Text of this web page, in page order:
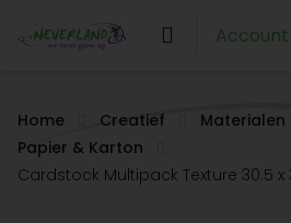
Account
Home Creatief
Materialen
Papier & Karton
Cardstock Multipack Texture 30.5 x